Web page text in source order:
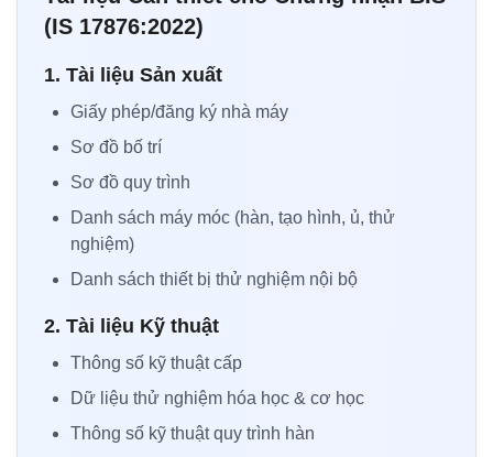
(IS 17876:2022)
1. Tài liệu Sản xuất
Giấy phép/đăng ký nhà máy
Sơ đồ bố trí
Sơ đồ quy trình
Danh sách máy móc (hàn, tạo hình, ủ, thử
nghiệm)
Danh sách thiết bị thử nghiệm nội bộ
2. Tài liệu Kỹ thuật
Thông số kỹ thuật cấp
Dữ liệu thử nghiệm hóa học & cơ học
Thông số kỹ thuật quy trình hàn